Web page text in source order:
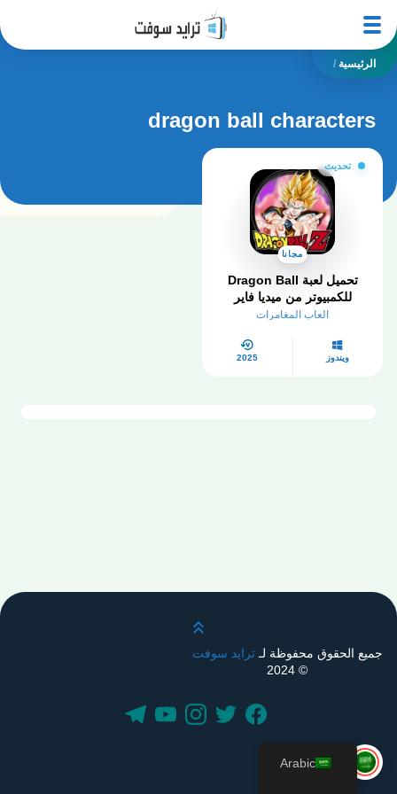
الرئيسية /
dragon ball characters
تحديث
مجانا
تحميل لعبة Dragon Ball
للكمبيوتر من ميديا فاير
العاب المغامرات
ويندوز 2025
قم بالتمرير لأعلى
جميع الحقوق محفوظة لـترايد سوفت
© 2024
Arabic